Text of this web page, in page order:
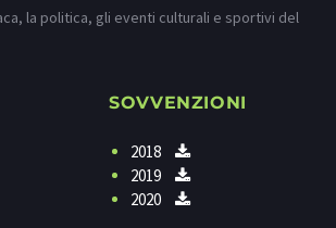
la politica, gli eventi culturali e sportivi del
SOVVENZIONI
2018
2019
2020